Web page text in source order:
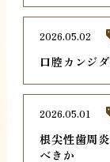
口腔カンジ
2026.05.02
根尖性歯周
べきか
2026.05.01